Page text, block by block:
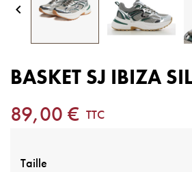

BASKET SJ IBIZA
89,00 € TTC
Taille